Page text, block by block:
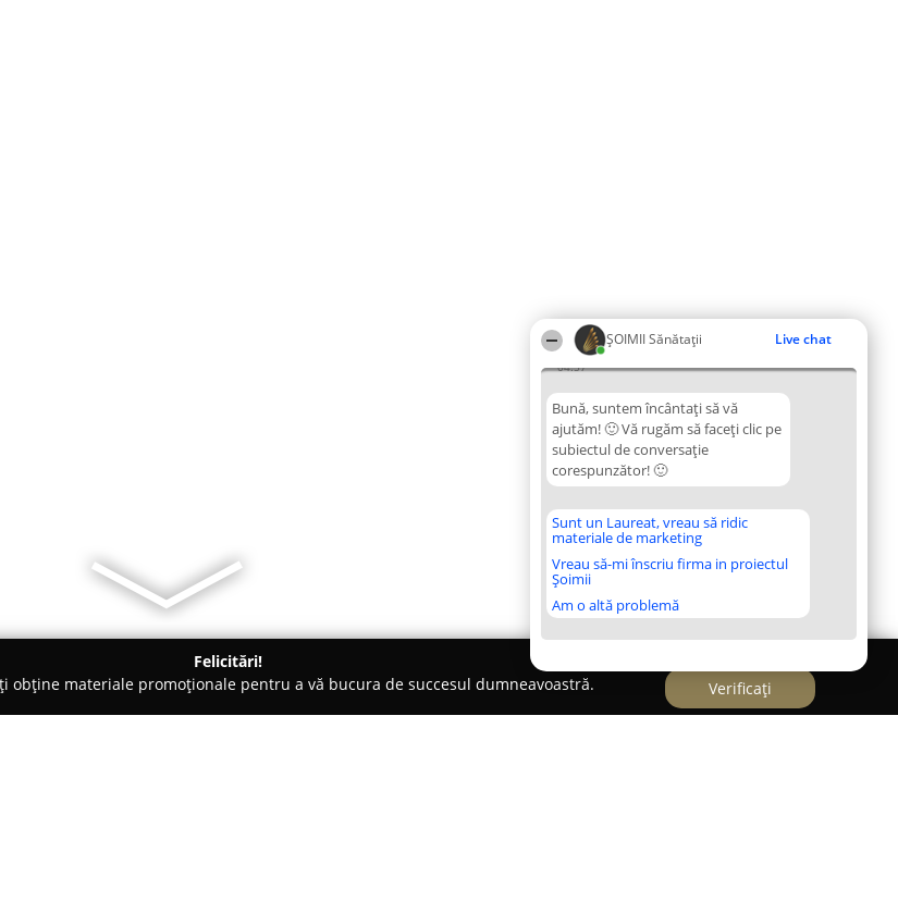
ŞOIMII Sănătații Live chat
04:57
Bună, suntem încântați să vă
ajutăm! 🙂 Vă rugăm să faceți clic pe
subiectul de conversație
corespunzător! 🙂
Sunt un Laureat, vreau să ridic
materiale de marketing
Vreau să-mi înscriu firma in proiectul
Șoimii
Am o altă problemă
Felicitări!
obține materiale promoționale pentru a vă bucura de succesul dumneavoastră.
Verificați